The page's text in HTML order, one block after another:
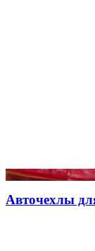
Авточехлы